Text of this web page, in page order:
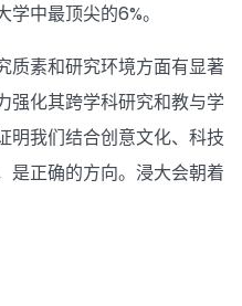
中最顶尖的6%。
质素和研究环境方面有显著
强化其跨学科研究和教与学
明我们结合创意文化、科技
是正确的方向。浸大会朝着